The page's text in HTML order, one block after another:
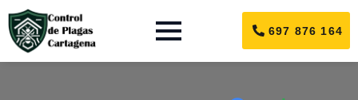
697 876 164